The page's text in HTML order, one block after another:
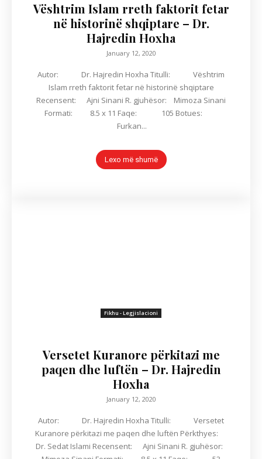
Vështrim Islam rreth faktorit fetar
në historinë shqiptare – Dr.
Hajredin Hoxha
January 12, 2020
Autor: Dr. Hajredin Hoxha Titulli: Vështrim
Islam rreth faktorit fetar në historinë shqiptare
Recensent: Ajni Sinani R. gjuhësor: Mimoza Sinani
Formati: 8.5 x 11 Faqe: 105 Botues:
Furkan...
Lexo më shumë
Fikhu - Legjislacioni
Versetet Kuranore përkitazi me
paqen dhe luftën – Dr. Hajredin
Hoxha
January 12, 2020
Autor: Dr. Hajredin Hoxha Titulli: Versetet
Kuranore përkitazi me paqen dhe luftën Përkthyes:
Dr. Sedat Islami Recensent: Ajni Sinani R. gjuhësor: